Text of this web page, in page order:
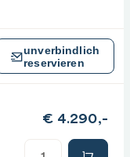
unverbindlich
reservieren
€ 4.290,-